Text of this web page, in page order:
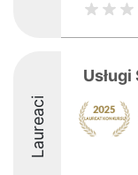
Laureaci